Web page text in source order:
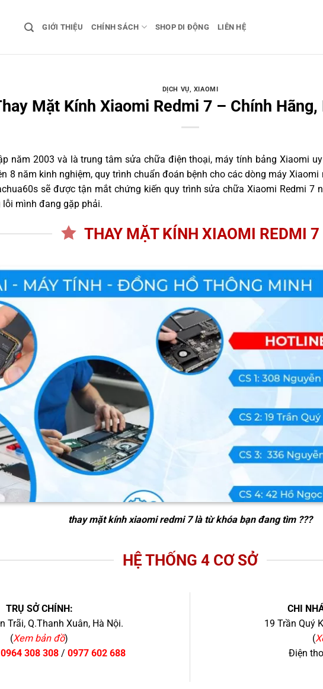
GIỚI THIỆU CHÍNH SÁCH SHOP DI ĐỘNG LIÊN HỆ
DỊCH VỤ, XIAOMI
Mặt Kính Xiaomi Redmi 7 – Chính Hãng,
năm 2003 và là trung tâm sửa chữa điện thoại, máy tính bảng Xiaomi
8 năm kinh nghiệm, quy trình chuẩn đoán bệnh cho các dòng máy
sẽ được tận mắt chứng kiến quy trình sửa chữa Xiaomi Redmi 7
mình đang gặp phải.
THAY MẶT KÍNH XIAOMI REDMI 7
thay mặt kính xiaomi redmi 7là từ khóa bạn đang tìm ???
HỆ THỐNG 4 CƠ SỞ
TRỤ SỞ CHÍNH:
Trãi, Q.Thanh Xuân, Hà Nội.
(Xem bản đồ)
0964 308 308/ 0977 602 688
CHI
19 Trần Quý
(
Điện